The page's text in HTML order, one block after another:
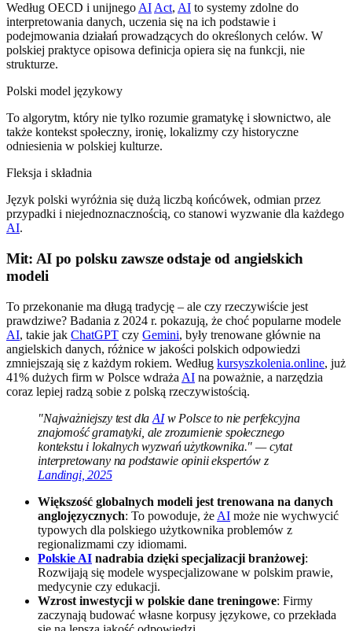
Według OECD i unijnego AI Act, AI to systemy zdolne do
interpretowania danych, uczenia się na ich podstawie i
podejmowania działań prowadzących do określonych celów. W
polskiej praktyce opisowa definicja opiera się na funkcji, nie
strukturze.
Polski model językowy
To algorytm, który nie tylko rozumie gramatykę i słownictwo, ale
także kontekst społeczny, ironię, lokalizmy czy historyczne
odniesienia w polskiej kulturze.
Fleksja i składnia
Język polski wyróżnia się dużą liczbą końcówek, odmian przez
przypadki i niejednoznacznością, co stanowi wyzwanie dla każdego
AI.
Mit: AI po polsku zawsze odstaje od angielskich
modeli
To przekonanie ma długą tradycję – ale czy rzeczywiście jest
prawdziwe? Badania z 2024 r. pokazują, że choć popularne modele
AI, takie jak ChatGPT czy Gemini, były trenowane głównie na
angielskich danych, różnice w jakości polskich odpowiedzi
zmniejszają się z każdym rokiem. Według kursyszkolenia.online, już
41% dużych firm w Polsce wdraża AI na poważnie, a narzędzia
coraz lepiej radzą sobie z polską rzeczywistością.
"Najważniejszy test dlaAIw Polsce to nie perfekcyjna
znajomość gramatyki, ale zrozumienie społecznego
kontekstu i lokalnych wyzwań użytkownika." — cytat
interpretowany na podstawie opinii ekspertów z
Landingi, 2025
Większość globalnych modeli jest trenowana na danych
anglojęzycznych: To powoduje, że AI może nie wychwycić
typowych dla polskiego użytkownika problemów z
regionalizmami czy idiomami.
Polskie AI nadrabia dzięki specjalizacji branżowej:
Rozwijają się modele wyspecjalizowane w polskim prawie,
medycynie czy edukacji.
Wzrost inwestycji w polskie dane treningowe: Firmy
zaczynają budować własne korpusy językowe, co przekłada